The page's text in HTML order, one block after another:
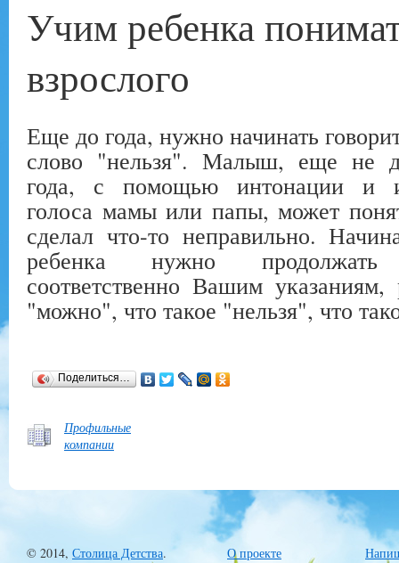
Учим ребенка
взрослого
Еще до года, нужно начинать
слово "нельзя". Малыш, еще не
года, с помощью интонации и
голоса мамы или папы, может
сделал что-то неправильно.
ребенка нужно продолжать
соответственно Вашим
"можно", что такое "нельзя", что
Поделиться…
Профильные
компании
© 2014, Столица Детства.
О проекте